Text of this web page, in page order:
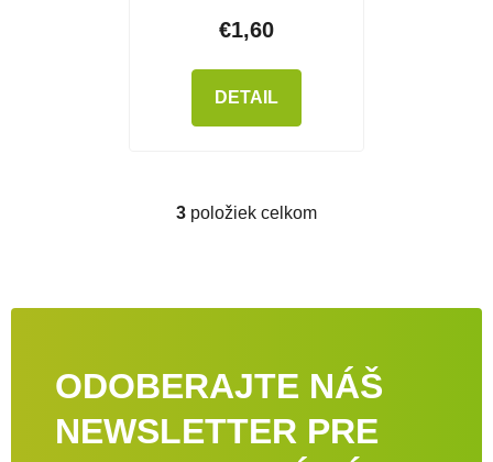
€1,60
DETAIL
Ovládacie prvky výpisu
3 položiek celkom
ODOBERAJTE NÁŠ
NEWSLETTER PRE